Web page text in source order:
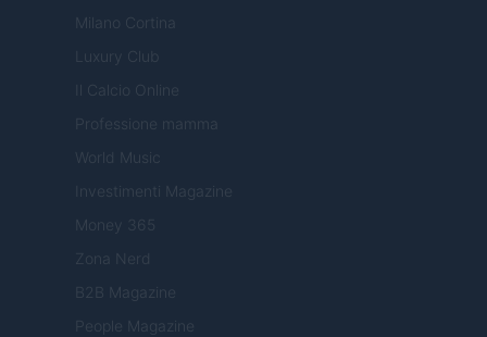
Milano Cortina
Luxury Club
Il Calcio Online
Professione mamma
World Music
Investimenti Magazine
Money 365
Zona Nerd
B2B Magazine
People Magazine